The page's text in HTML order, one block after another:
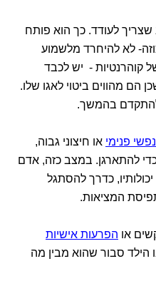
לעודד. כך הוא פותח
לא להיחרד מלשמוע
קוהרנטיות - יש לכבד
הם מהווים ביטוי לאגו שלו.
להתקדם בהמשך.
פנימי או חיצוני גבוה,
להתארגן. במצב כזה, אדם
כדרך להסתגל
המציאות.
או הפרעות אישיות
הילד סבור שהוא מבין מה